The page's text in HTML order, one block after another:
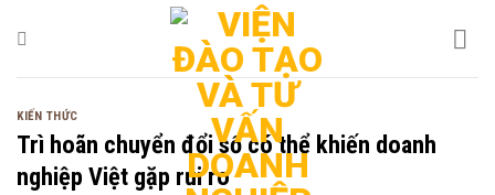
qua
KIẾN THỨC
Trì hoãn chuyển đổi số có thể khiến doanh
nghiệp Việt gặp rủi ro